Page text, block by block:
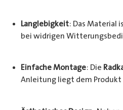
Langlebigkeit: Das Material
bei widrigen
Einfache Montage: Die
Anleitung liegt dem